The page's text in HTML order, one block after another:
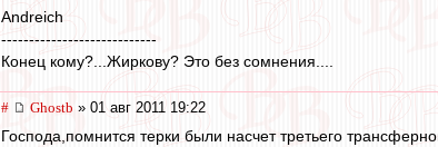
Andreich
----------------------------
Конец кому?...Жиркову? Это без сомнения....
# Ghostb » 01 авг 2011 19:22
Господа,помнится терки были насчет третьего